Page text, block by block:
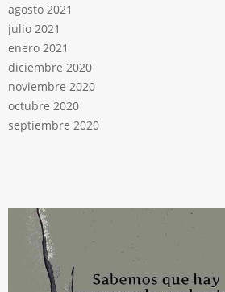
agosto 2021
julio 2021
enero 2021
diciembre 2020
noviembre 2020
octubre 2020
septiembre 2020